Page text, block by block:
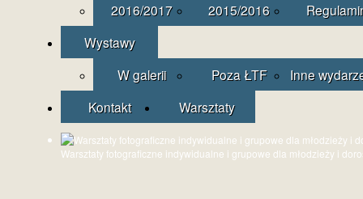
2016/2017
2015/2016
Wystawy
W galerii
Poza ŁTF
Inne
Kontakt
Warsztaty
Warsztaty fotograficzne indywidualne i grupowe dla młodzieży i